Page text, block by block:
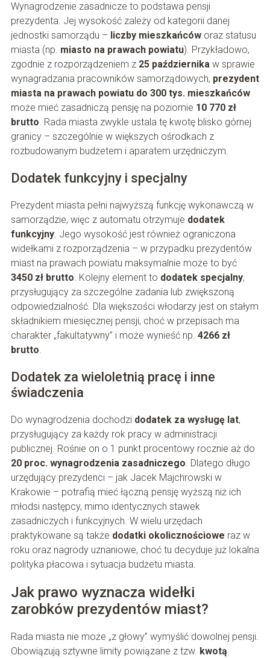
Wynagrodzenie zasadnicze to podstawa pensji
prezydenta. Jej wysokość zależy od kategorii danej
jednostki samorządu – liczby mieszkańcóworaz statusu
miasta (np. miasto na prawach powiatu). Przykładowo,
zgodnie z rozporządzeniem z 25 październikaw sprawie
wynagradzania pracowników samorządowych, prezydent
miasta na prawach powiatu do 300 tys. mieszkańców
może mieć zasadniczą pensję na poziomie 10 770 zł
brutto. Rada miasta zwykle ustala tę kwotę blisko górnej
granicy – szczególnie w większych ośrodkach z
rozbudowanym budżetem i aparatem urzędniczym.
Dodatek funkcyjny i specjalny
Prezydent miasta pełni najwyższą funkcję wykonawczą w
samorządzie, więc z automatu otrzymuje dodatek
funkcyjny. Jego wysokość jest również ograniczona
widełkami z rozporządzenia – w przypadku prezydentów
miast na prawach powiatu maksymalnie może to być
3450 zł brutto. Kolejny element to dodatek specjalny,
przysługujący za szczególne zadania lub zwiększoną
odpowiedzialność. Dla większości włodarzy jest on stałym
składnikiem miesięcznej pensji, choć w przepisach ma
charakter „fakultatywny” i może wynieść np. 4266 zł
brutto.
Dodatek za wieloletnią pracę i inne
świadczenia
Do wynagrodzenia dochodzi dodatek za wysługę lat,
przysługujący za każdy rok pracy w administracji
publicznej. Rośnie on o 1 punkt procentowy rocznie aż do
20 proc. wynagrodzenia zasadniczego. Dlatego długo
urzędujący prezydenci – jak Jacek Majchrowski w
Krakowie – potrafią mieć łączną pensję wyższą niż ich
młodsi następcy, mimo identycznych stawek
zasadniczych i funkcyjnych. W wielu urzędach
praktykowane są także dodatki okolicznościowe raz w
roku oraz nagrody uznaniowe, choć tu decyduje już lokalna
polityka płacowa i sytuacja budżetu miasta.
Jak prawo wyznacza widełki
zarobków prezydentów miast?
Rada miasta nie może „z głowy” wymyślić dowolnej pensji.
Obowiązują sztywne limity powiązane z tzw. kwotą